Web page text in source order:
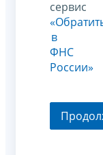
сервис
в
ФНС
России»